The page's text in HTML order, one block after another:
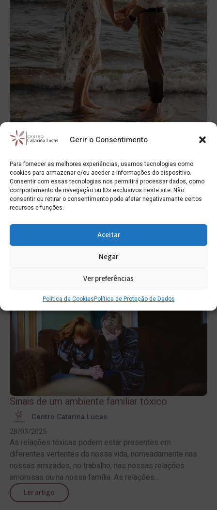
Gerir o Consentimento
Para fornecer as melhores experiências, usamos tecnologias como
cookies para armazenar e/ou aceder a informações do dispositivo.
Consentir com essas tecnologias nos permitirá processar dados, como
comportamento de navegação ou IDs exclusivos neste site. Não
consentir ou retirar o consentimento pode afetar negativamante certos
recursos e funções.
Aceitar
Negar
Ver preferências
Política de CookiesPolítica de Proteção de Dados
Regressar ou não a um amor passado?
Catarina Lucas
28/03/2025
O amor é algo efetivamente difícil de definir e
compreender. Claramente tem razões que a razão
desconhece. O amor é exatamente o oposto à razão, uma
vez que...
Sinais de um ambiente familiar tóxico
Centro Catarina Lucas
28/03/2025
As relações tóxicas podem estar presentes em
diferentes vertentes da nossa vida, nomeadamente nas
nossas amizades, no trabalho, nas nossas relações
amorosas ou na nossa família. As relações...
Ler artigo